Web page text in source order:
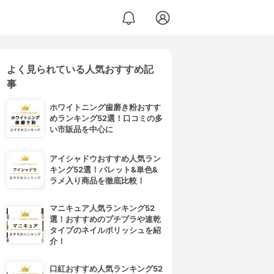
よく見られている人気おすすめ記
事
ホワイトニング歯磨き粉おすす
めランキング52選！口コミの多
い市販品を中心に
アイシャドウおすすめ人気ラン
キング52選！パレット&単色&
ラメ入り商品を徹底比較！
マニキュア人気ランキング52
選！おすすめのプチプラや速乾
タイプのネイルポリッシュを紹
介！
口紅おすすめ人気ランキング52